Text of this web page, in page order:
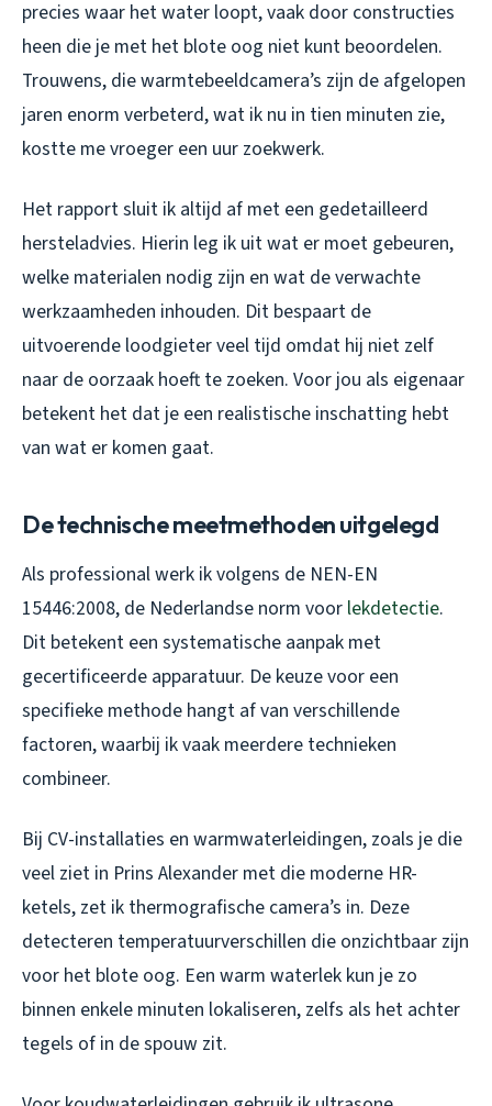
precies waar het water loopt, vaak door constructies
heen die je met het blote oog niet kunt beoordelen.
Trouwens, die warmtebeeldcamera’s zijn de afgelopen
jaren enorm verbeterd, wat ik nu in tien minuten zie,
kostte me vroeger een uur zoekwerk.
Het rapport sluit ik altijd af met een gedetailleerd
hersteladvies. Hierin leg ik uit wat er moet gebeuren,
welke materialen nodig zijn en wat de verwachte
werkzaamheden inhouden. Dit bespaart de
uitvoerende loodgieter veel tijd omdat hij niet zelf
naar de oorzaak hoeft te zoeken. Voor jou als eigenaar
betekent het dat je een realistische inschatting hebt
van wat er komen gaat.
De technische meetmethoden uitgelegd
Als professional werk ik volgens de NEN-EN
15446:2008, de Nederlandse norm voor lekdetectie.
Dit betekent een systematische aanpak met
gecertificeerde apparatuur. De keuze voor een
specifieke methode hangt af van verschillende
factoren, waarbij ik vaak meerdere technieken
combineer.
Bij CV-installaties en warmwaterleidingen, zoals je die
veel ziet in Prins Alexander met die moderne HR-
ketels, zet ik thermografische camera’s in. Deze
detecteren temperatuurverschillen die onzichtbaar zijn
voor het blote oog. Een warm waterlek kun je zo
binnen enkele minuten lokaliseren, zelfs als het achter
tegels of in de spouw zit.